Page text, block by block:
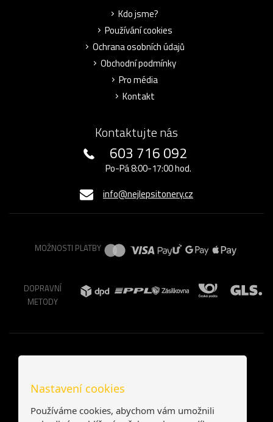
Kdo jsme?
Používání cookies
Ochrana osobních údajů
Obchodní podmínky
Pro média
Kontakt
Kontaktujte nás
603 716 092
Po-Pá 8:00-17:00 hod.
info@nejlepsitonery.cz
MOŽNOSTI PLATBY
DOPRAVNÍ
METODY
Nastavení cookies
Používáme cookies, abychom vám umožnili